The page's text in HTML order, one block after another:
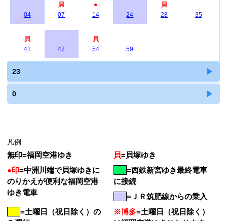
04
貝
07
●
14
24
貝
28
35
貝
41
47
貝
54
59
23
0
凡例
無印=福岡空港ゆき 貝=貝塚ゆき
●印=中洲川端で貝塚ゆきに
のりかえが便利な福岡空港
ゆき電車
=西鉄新宮ゆき最終電車
に接続
=ＪＲ筑肥線からの乗入
=土曜日（祝日除く）の
※博多=土曜日（祝日除く）